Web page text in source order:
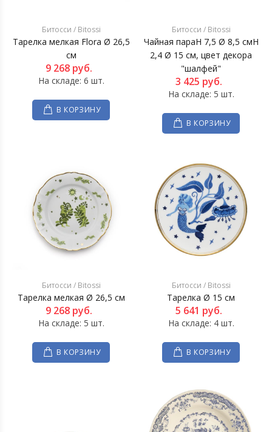
Битосси / Bitossi
Тарелка мелкая Flora Ø 26,5
см
9 268 руб.
На складе: 6 шт.
В КОРЗИНУ
Битосси / Bitossi
Чайная параH 7,5 Ø 8,5 смH
2,4 Ø 15 см, цвет декора
"шалфей"
3 425 руб.
На складе: 5 шт.
В КОРЗИНУ
Битосси / Bitossi
Тарелка мелкая Ø 26,5 см
9 268 руб.
На складе: 5 шт.
В КОРЗИНУ
Битосси / Bitossi
Тарелка Ø 15 см
5 641 руб.
На складе: 4 шт.
В КОРЗИНУ